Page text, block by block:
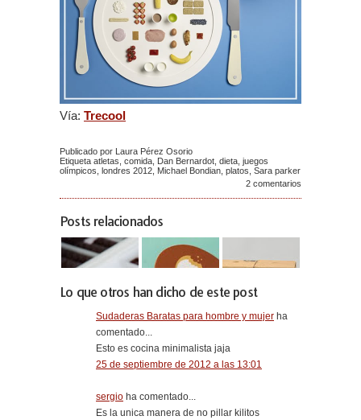
Vía: Trecool
Publicado por Laura Pérez Osorio
Etiqueta atletas comida Dan Bernardot dieta juegos
olímpicos londres 2012 Michael Bondian platos Sara parker
2 comentarios
Posts relacionados
Lo que otros han dicho de este post
Sudaderas Baratas para hombre y mujer ha
comentado...
Esto es cocina minimalista jaja
25 de septiembre de 2012 a las 13:01
sergio ha comentado...
Es la unica manera de no pillar kilitos